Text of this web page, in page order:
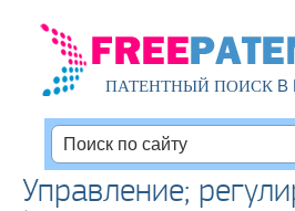
ПАТЕНТНЫЙ ПОИСКВ
Управление;